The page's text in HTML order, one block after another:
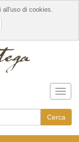
Cerca
all'uso di cookies.